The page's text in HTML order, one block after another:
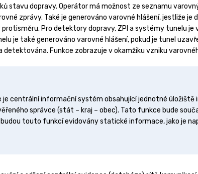
stavu dopravy. Operátor má možnost ze seznamu
zprávy. Také je generováno varovné hlášení, jestliže
Pro detektory dopravy, ZPI a systémy tunelu je
je také generováno varovné hlášení, pokud je tunel
detektována. Funkce zobrazuje v okamžiku vzniku
centrální informační systém obsahující jednotné úložiště
správce (stát – kraj – obec). Tato funkce bude
budou touto funkcí evidovány statické informace, jako je